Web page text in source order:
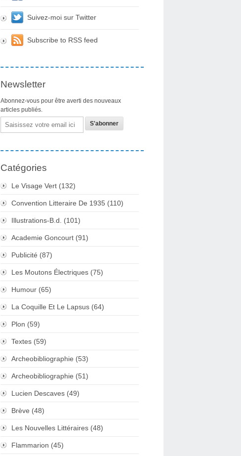
Suivez-moi sur Twitter
Subscribe to RSS feed
Newsletter
Abonnez-vous pour être averti des nouveaux
articles publiés.
Email
Catégories
Le Visage Vert (132)
Convention Litteraire De 1935 (110)
Illustrations-B.d. (101)
Academie Goncourt (91)
Publicité (87)
Les Moutons Électriques (75)
Humour (65)
La Coquille Et Le Lapsus (64)
Plon (59)
Textes (59)
Archeobibliographie (53)
Archeobibliographie (51)
Lucien Descaves (49)
Brève (48)
Les Nouvelles Littéraires (48)
Flammarion (45)